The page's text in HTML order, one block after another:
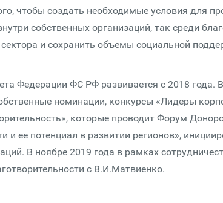
чтобы создать необходимые условия для
собственных организаций, так среди
и сохранить объемы социальной
Федерации ФС РФ развивается с 2018 года.
номинации, конкурсы «Лидеры
которые проводит Форум
и ее потенциал в развитии регионов»,
В ноябре 2019 года в рамках
с В.И.Матвиенко.